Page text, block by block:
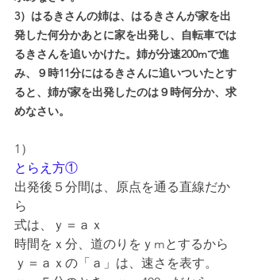
3）はるきさんの姉は、はるきさんが家を出
発した何分かあとに家を出発し、自転車では
るきさんを追いかけた。姉が分速200mで進
み、９時11分にはるきさんに追いついたとす
ると、姉が家を出発したのは９時何分か、求
めなさい。
1）
とらえ方①
出発後５分間は、原点を通る直線だか
ら
式は、ｙ＝ａｘ
時間をｘ分、道のりをｙmとするから
ｙ＝ａｘの「ａ」は、速さを表す。